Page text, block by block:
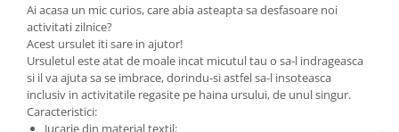
Ai acasa un mic curios, care abia asteapta sa desfasoare noi
activitati zilnice?
Acest ursulet iti sare in ajutor!
Ursuletul este atat de moale incat micutul tau o sa-l indrageasca
si il va ajuta sa se imbrace, dorindu-si astfel sa-l insoteasca
inclusiv in activitatile regasite pe haina ursului, de unul singur.
Caracteristici:
Jucarie din material textil;